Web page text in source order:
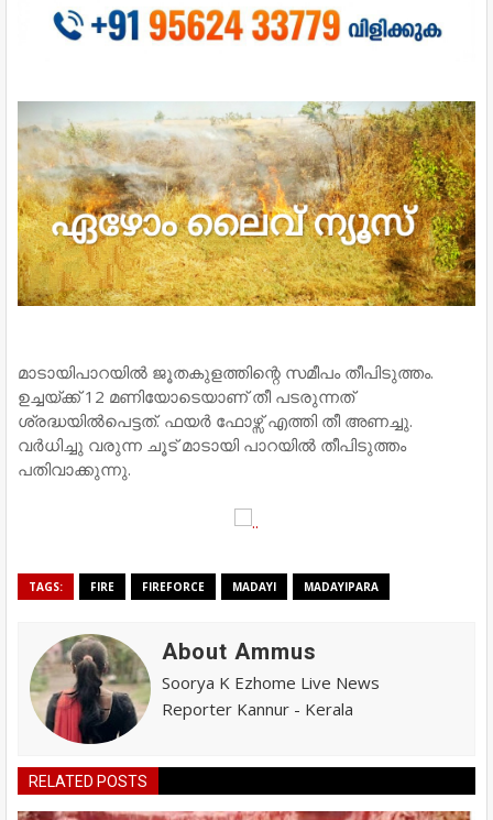
മാടായിപാറയിൽ ജൂതകുളത്തിന്റെ സമീപം തീപിടുത്തം.
ഉച്ചയ്ക്ക് 12 മണിയോടെയാണ് തീ പടരുന്നത്
ശ്രദ്ധയിൽപെട്ടത്. ഫയർ ഫോഴ്സ് എത്തി തീ അണച്ചു.
വർധിച്ചു വരുന്ന ചൂട് മാടായി പാറയിൽ തീപിടുത്തം
പതിവാക്കുന്നു.
TAGS: FIRE FIREFORCE MADAYI MADAYIPARA
About Ammus
Soorya K Ezhome Live News
Reporter Kannur - Kerala
RELATED POSTS